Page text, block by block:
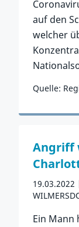
auf den
welcher
Quelle:
Zum
Angriff
19.03.2022
Ein Mann